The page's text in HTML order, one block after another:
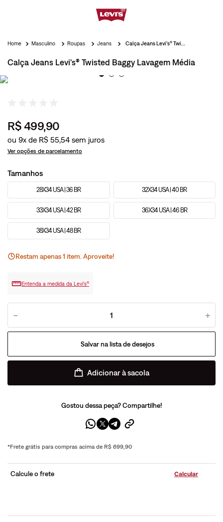
Masculino Roupas Jeans
Calça Jeans Levi's® Twisted Baggy Lavagem Média
R$499,90
ou 9x de R$ 55,54
Ver opções de parcelamento
Tamanhos
28X34 USA | 36 BR 32X34 USA | 40 BR
33X34 USA | 42 BR 36X34 USA | 46 BR
38X34 USA | 48 BR
Restam apenas1 item. Aproveite!
Entenda a medida da Levi’s®
＋
－
Adicionar à sacola
Gostou dessa peça? Compartilhe!
*Frete grátis para compras acima de R$ 699,90
Calcule o frete